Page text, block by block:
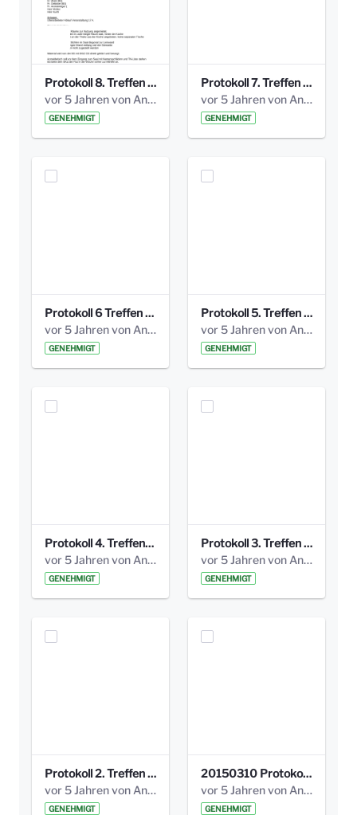
Protokoll 8. Treffen 20150330 AG Bismarckplatz.pdf
vor 5 Jahren von Anni Schlumberger
GENEHMIGT
Protokoll 7. Treffen 20150308 AG Bismarckplatz.pdf
vor 5 Jahren von Anni Schlumberger
GENEHMIGT
Protokoll 6 Treffen 20150205 AG Bismarckplatz.pdf
vor 5 Jahren von Anni Schlumberger
GENEHMIGT
Protokoll 5. Treffen 20141208 AG Bismarkplatz.pdf
vor 5 Jahren von Anni Schlumberger
GENEHMIGT
Protokoll 4. Treffen_20141113 AG Bismarckplatz.pdf
vor 5 Jahren von Anni Schlumberger
GENEHMIGT
Protokoll 3. Treffen 20141016 AG Bismarckplatz.pdf
vor 5 Jahren von Anni Schlumberger
GENEHMIGT
Protokoll 2. Treffen 20140315 AG Bismarckplatz.pdf
vor 5 Jahren von Anni Schlumberger
GENEHMIGT
20150310 Protokoll Bismarckplatz_UrbanG_02.pdf
vor 5 Jahren von Anni Schlumberger
GENEHMIGT